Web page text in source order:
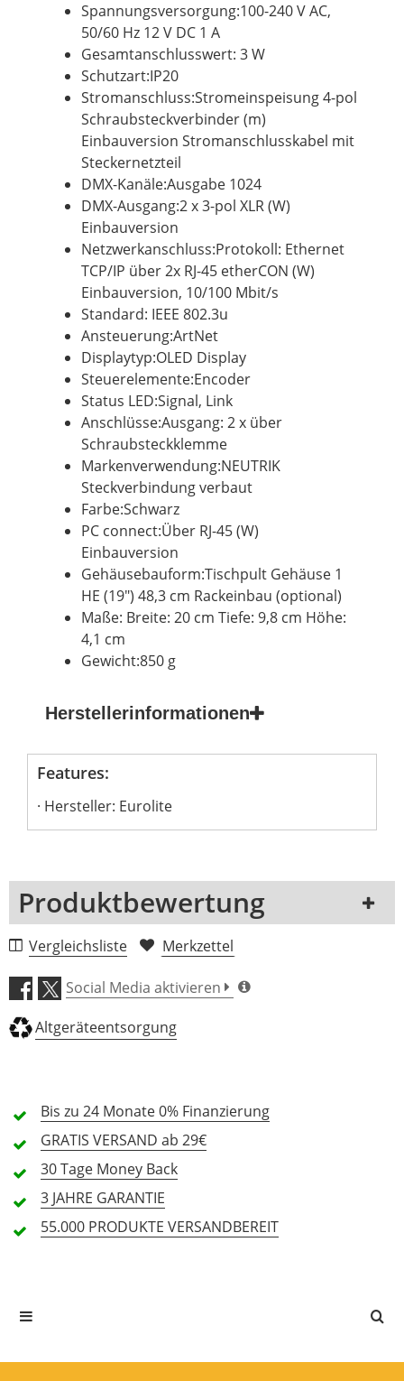
Spannungsversorgung:100-240 V AC,
50/60 Hz 12 V DC 1 A
Gesamtanschlusswert: 3 W
Schutzart:IP20
Stromanschluss:Stromeinspeisung 4-pol
Schraubsteckverbinder (m)
Einbauversion Stromanschlusskabel mit
Steckernetzteil
DMX-Kanäle:Ausgabe 1024
DMX-Ausgang:2 x 3-pol XLR (W)
Einbauversion
Netzwerkanschluss:Protokoll: Ethernet
TCP/IP über 2x RJ-45 etherCON (W)
Einbauversion, 10/100 Mbit/s
Standard: IEEE 802.3u
Ansteuerung:ArtNet
Displaytyp:OLED Display
Steuerelemente:Encoder
Status LED:Signal, Link
Anschlüsse:Ausgang: 2 x über
Schraubsteckklemme
Markenverwendung:NEUTRIK
Steckverbindung verbaut
Farbe:Schwarz
PC connect:Über RJ-45 (W)
Einbauversion
Gehäusebauform:Tischpult Gehäuse 1
HE (19") 48,3 cm Rackeinbau (optional)
Maße: Breite: 20 cm Tiefe: 9,8 cm Höhe:
4,1 cm
Gewicht:850 g
Herstellerinformationen
Features:
Hersteller: Eurolite
Produktbewertung
1 Rezension
5 Sterne
4 Sterne
3 Sterne
Alle Sprachen
In deiner Sprache gibt es noch keine Textbewertungen.
Vergleichsliste Merkzettel
Social Media aktivieren
Altgeräteentsorgung
Bis zu 24 Monate0% Finanzierung
GRATIS VERSAND ab 29€
30 Tage Money Back
3 JAHRE GARANTIE
55.000 PRODUKTE VERSANDBEREIT